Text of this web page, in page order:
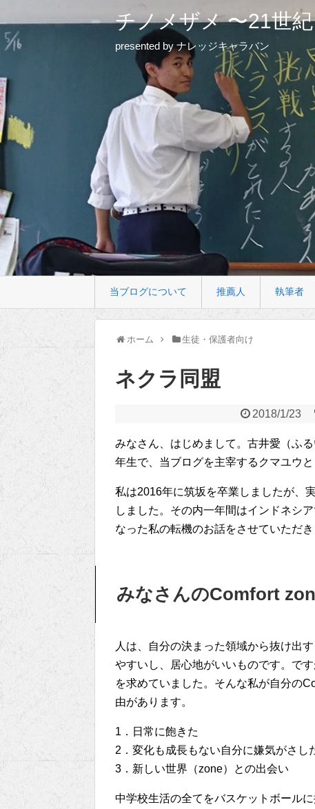
チノメザメ 〜21世
presented by ナレッジキャラバン
当ブログについて 推薦人 執筆者
ホーム 生徒・保護者向け
ネクラ同盟
2018/1/23
みなさん、はじめまして。古井愛（ふ
年生で、当ブログを主宰するクマユウ
私は2016年に筑坂を卒業しましたが、
しました。その内一年間はインドネシ
なった私の転機のお話をさせていただき
みなさんのComfort
人は、自分の決まった領域から抜け出
やすいし、居心地がいいものです。で
を求めていました。そんな私が自分の
由があります。
1．日常に飽きた
2．変化も成長もない自分に嫌気がさし
3．新しい世界（zone）との出会い
中学校生活の全てをバスケットボール